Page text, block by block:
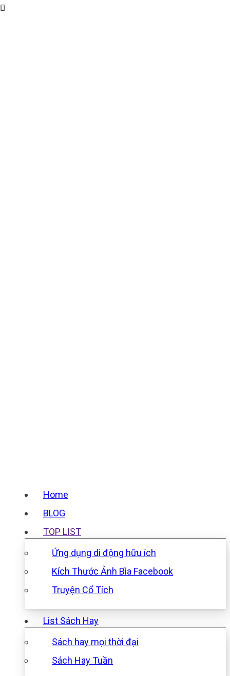
Home
BLOG
TOP LIST
Ứng dụng di động hữu ích
Kích Thước Ảnh Bìa Facebook
Truyện Cổ Tích
List Sách Hay
Sách hay mọi thời đại
Sách Hay Tuần